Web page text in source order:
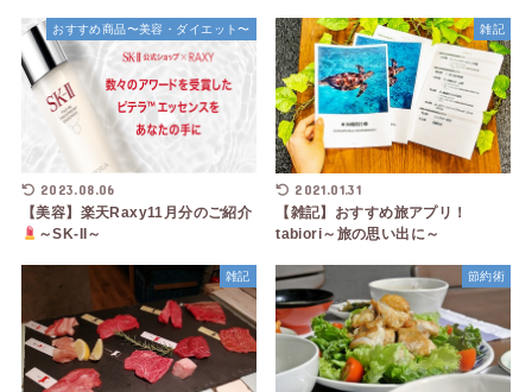
おすすめ商品〜美容・ダイエット〜
2023.08.06
【美容】楽天Raxy11月分のご紹介
～SK-II～
雑記
2021.01.31
【雑記】おすすめ旅アプリ！
tabiori～旅の思い出に～
雑記 節約術